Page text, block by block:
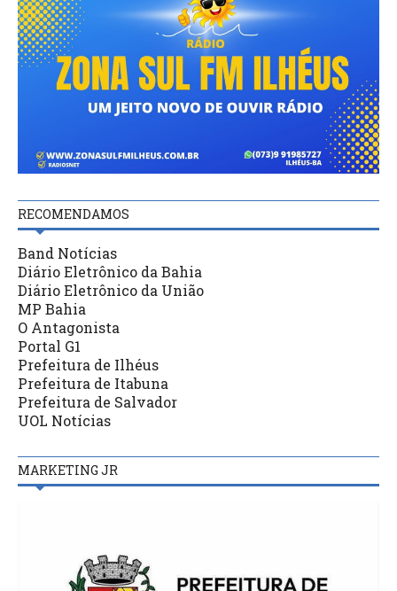
RECOMENDAMOS
Band Notícias
Diário Eletrônico da Bahia
Diário Eletrônico da União
MP Bahia
O Antagonista
Portal G1
Prefeitura de Ilhéus
Prefeitura de Itabuna
Prefeitura de Salvador
UOL Notícias
MARKETING JR